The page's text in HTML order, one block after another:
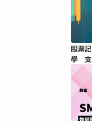
股票
學 支